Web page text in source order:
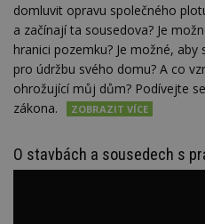
domluvit opravu společného
a začínají ta sousedova? Je
hranici pozemku? Je možné,
pro údržbu svého domu? A co
ohrožující můj dům? Podívejte
zákona.
O stavbách a sousedech s